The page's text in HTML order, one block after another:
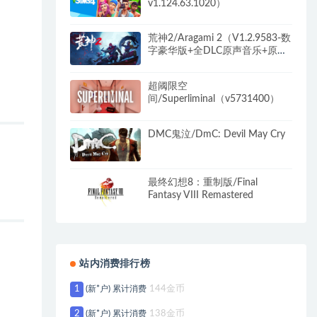
v1.124.63.1020）
荒神2/Aragami 2（V1.2.9583-数
字豪华版+全DLC原声音乐+原
超阈限空
间/Superliminal（v5731400）
DMC鬼泣/DmC: Devil May Cry
最终幻想8：重制版/Final
Fantasy VIII Remastered
站内消费排行榜
1 (新*户) 累计消费 144金币
2 (新*户) 累计消费 138金币